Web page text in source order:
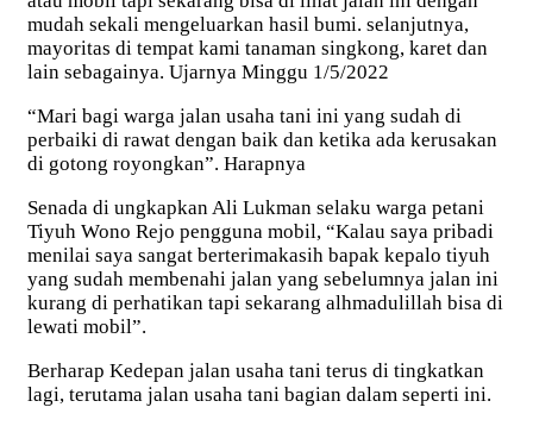
mudah sekali mengeluarkan hasil bumi. selanjutnya,
mayoritas di tempat kami tanaman singkong, karet dan
lain sebagainya. Ujarnya Minggu 1/5/2022
“Mari bagi warga jalan usaha tani ini yang sudah di
perbaiki di rawat dengan baik dan ketika ada kerusakan
di gotong royongkan”. Harapnya
Senada di ungkapkan Ali Lukman selaku warga petani
Tiyuh Wono Rejo pengguna mobil, “Kalau saya pribadi
menilai saya sangat berterimakasih bapak kepalo tiyuh
yang sudah membenahi jalan yang sebelumnya jalan ini
kurang di perhatikan tapi sekarang alhmadulillah bisa di
lewati mobil”.
Berharap Kedepan jalan usaha tani terus di tingkatkan
lagi, terutama jalan usaha tani bagian dalam seperti ini.